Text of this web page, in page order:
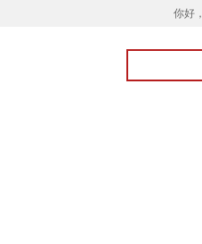
你好，